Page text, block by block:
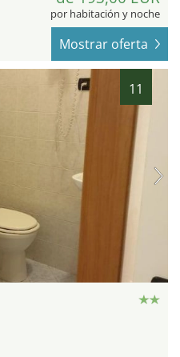
por habitación y noche
Mostrar oferta
11